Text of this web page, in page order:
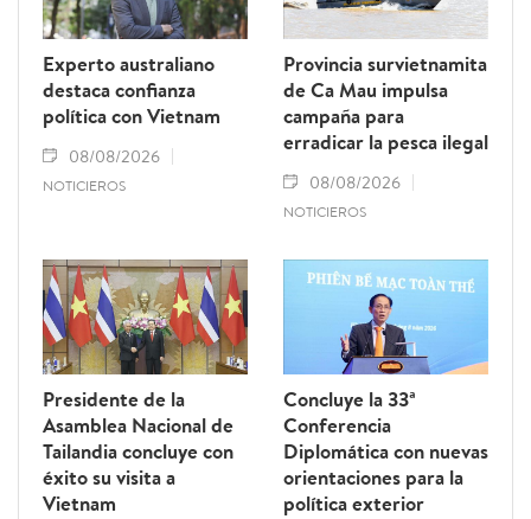
Experto australiano
destaca confianza
política con Vietnam
08/08/2026
NOTICIEROS
Provincia survietnamita
de Ca Mau impulsa
campaña para
erradicar la pesca ilegal
08/08/2026
NOTICIEROS
Presidente de la
Asamblea Nacional de
Tailandia concluye con
éxito su visita a
Vietnam
Concluye la 33ª
Conferencia
Diplomática con nuevas
orientaciones para la
política exterior